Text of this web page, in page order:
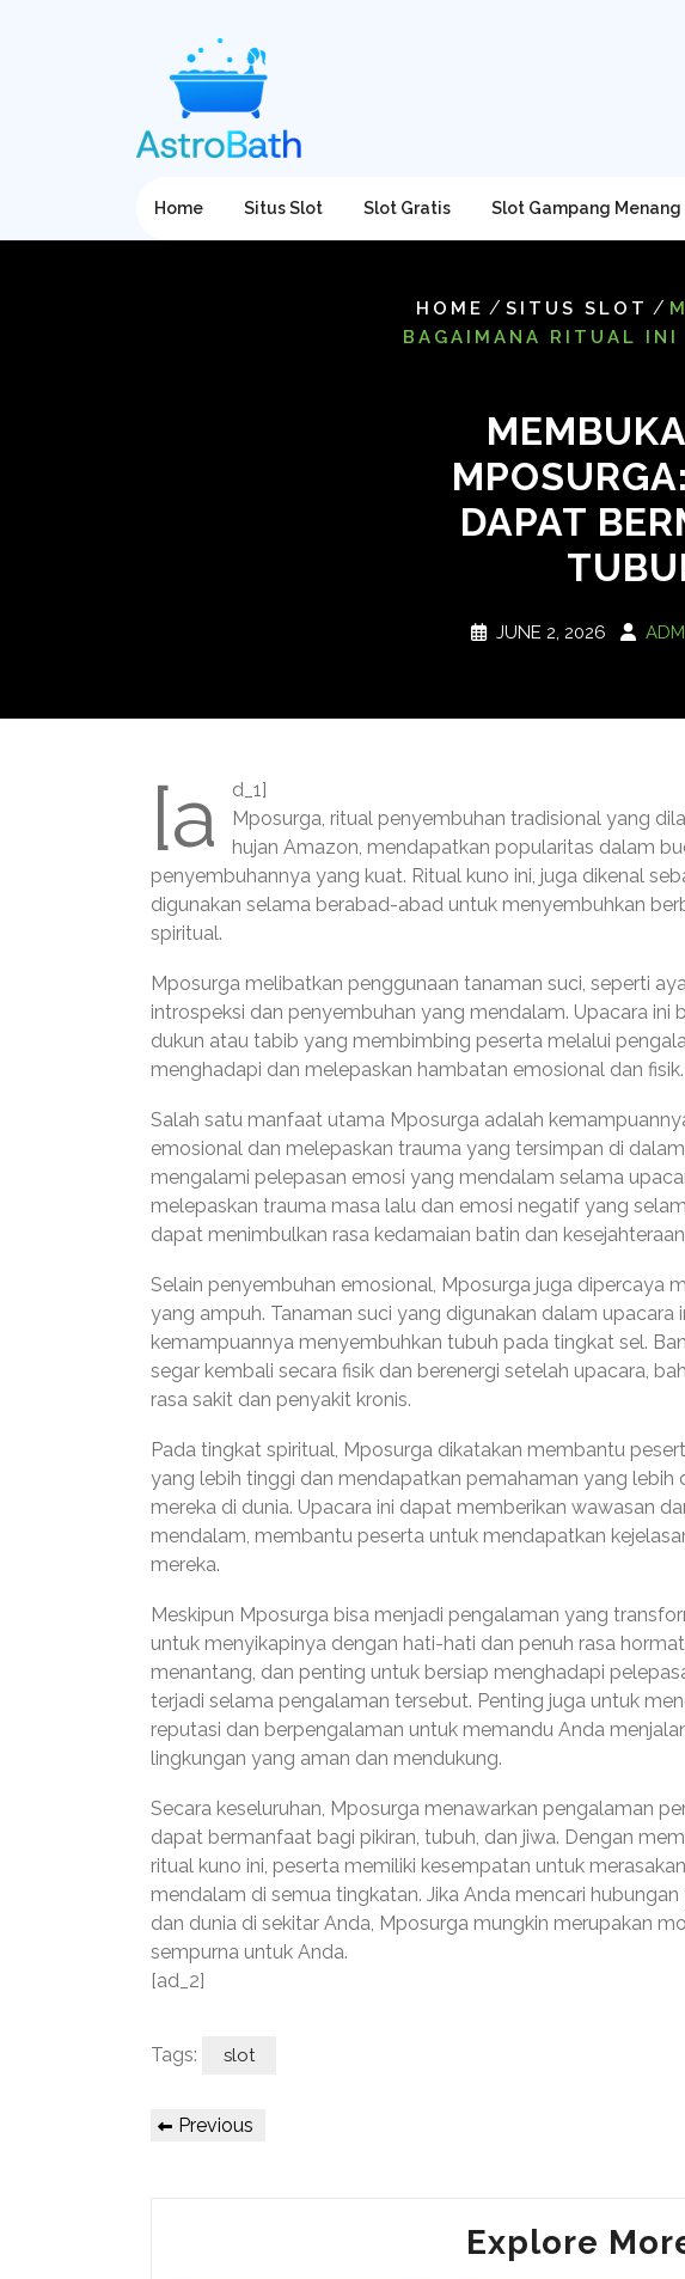
Home Situs Slot Slot Gratis Slot Gampang Menang
HOME / SITUS SLOT /
BAGAIMANA RITUAL INI
DAPAT
JUNE 2, 2026
[a
d_1]
Mposurga, ritual penyembuhan tradisional yang
hujan Amazon, mendapatkan popularitas dalam
penyembuhannya yang kuat. Ritual kuno ini, juga dikenal
digunakan selama berabad-abad untuk menyembuhkan
spiritual.
Mposurga melibatkan penggunaan tanaman suci, seperti
introspeksi dan penyembuhan yang mendalam. Upacara ini
dukun atau tabib yang membimbing peserta melalui
menghadapi dan melepaskan hambatan emosional dan fisik.
Salah satu manfaat utama Mposurga adalah
emosional dan melepaskan trauma yang tersimpan di
mengalami pelepasan emosi yang mendalam selama
melepaskan trauma masa lalu dan emosi negatif yang
dapat menimbulkan rasa kedamaian batin dan
Selain penyembuhan emosional, Mposurga juga dipercaya
yang ampuh. Tanaman suci yang digunakan dalam upacara
kemampuannya menyembuhkan tubuh pada tingkat sel.
segar kembali secara fisik dan berenergi setelah upacara,
rasa sakit dan penyakit kronis.
Pada tingkat spiritual, Mposurga dikatakan membantu
yang lebih tinggi dan mendapatkan pemahaman yang
mereka di dunia. Upacara ini dapat memberikan wawasan
mendalam, membantu peserta untuk mendapatkan
mereka.
Meskipun Mposurga bisa menjadi pengalaman yang
untuk menyikapinya dengan hati-hati dan penuh rasa
menantang, dan penting untuk bersiap menghadapi
terjadi selama pengalaman tersebut. Penting juga untuk
reputasi dan berpengalaman untuk memandu Anda
lingkungan yang aman dan mendukung.
Secara keseluruhan, Mposurga menawarkan pengalaman
dapat bermanfaat bagi pikiran, tubuh, dan jiwa. Dengan
ritual kuno ini, peserta memiliki kesempatan untuk
mendalam di semua tingkatan. Jika Anda mencari
dan dunia di sekitar Anda, Mposurga mungkin merupakan
sempurna untuk Anda.
[ad_2]
Tags: slot
Post
Previous
Previous
Explore